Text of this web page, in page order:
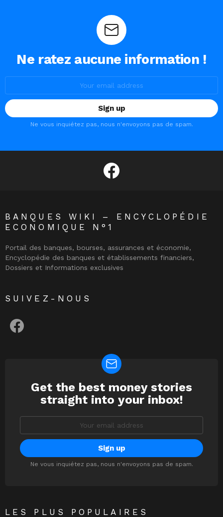
Ne ratez aucune information !
Ne vous inquiétez pas, nous n'envoyons pas de spam.
facebook
BANQUES WIKI – ENCYCLOPÉDIE
ECONOMIQUE N°1
Portail des banques, bourses, assurances et économie,
Encyclopédie des banques et établissements financiers,
Dossiers et Informations exclusives
SUIVEZ-NOUS
NEWSLETTER
Get the best money stories
straight into your inbox!
Ne vous inquiétez pas, nous n'envoyons pas de spam.
LES PLUS POPULAIRES